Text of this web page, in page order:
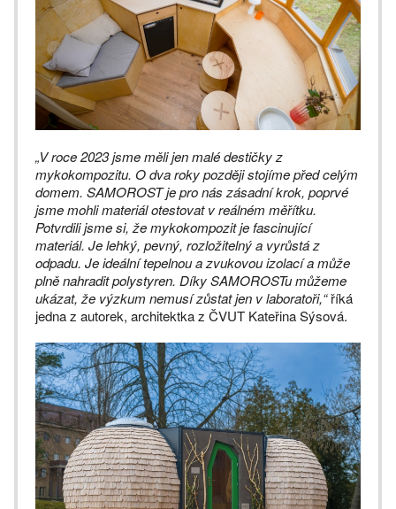
„V roce 2023 jsme měli jen malé destičky z
mykokompozitu. O dva roky později stojíme před celým
domem. SAMOROST je pro nás zásadní krok, poprvé
jsme mohli materiál otestovat v reálném měřítku.
Potvrdili jsme si, že mykokompozit je fascinující
materiál. Je lehký, pevný, rozložitelný a vyrůstá z
odpadu. Je ideální tepelnou a zvukovou izolací a může
plně nahradit polystyren. Díky SAMOROSTu můžeme
ukázat, že výzkum nemusí zůstat jen v laboratoři,“říká
jedna z autorek, architektka z ČVUT Kateřina Sýsová.